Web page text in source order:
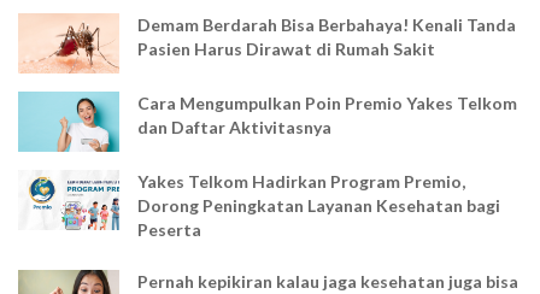
Demam Berdarah Bisa Berbahaya! Kenali Tanda
Pasien Harus Dirawat di Rumah Sakit
Cara Mengumpulkan Poin Premio Yakes Telkom
dan Daftar Aktivitasnya
Yakes Telkom Hadirkan Program Premio,
Dorong Peningkatan Layanan Kesehatan bagi
Peserta
Pernah kepikiran kalau jaga kesehatan juga bisa